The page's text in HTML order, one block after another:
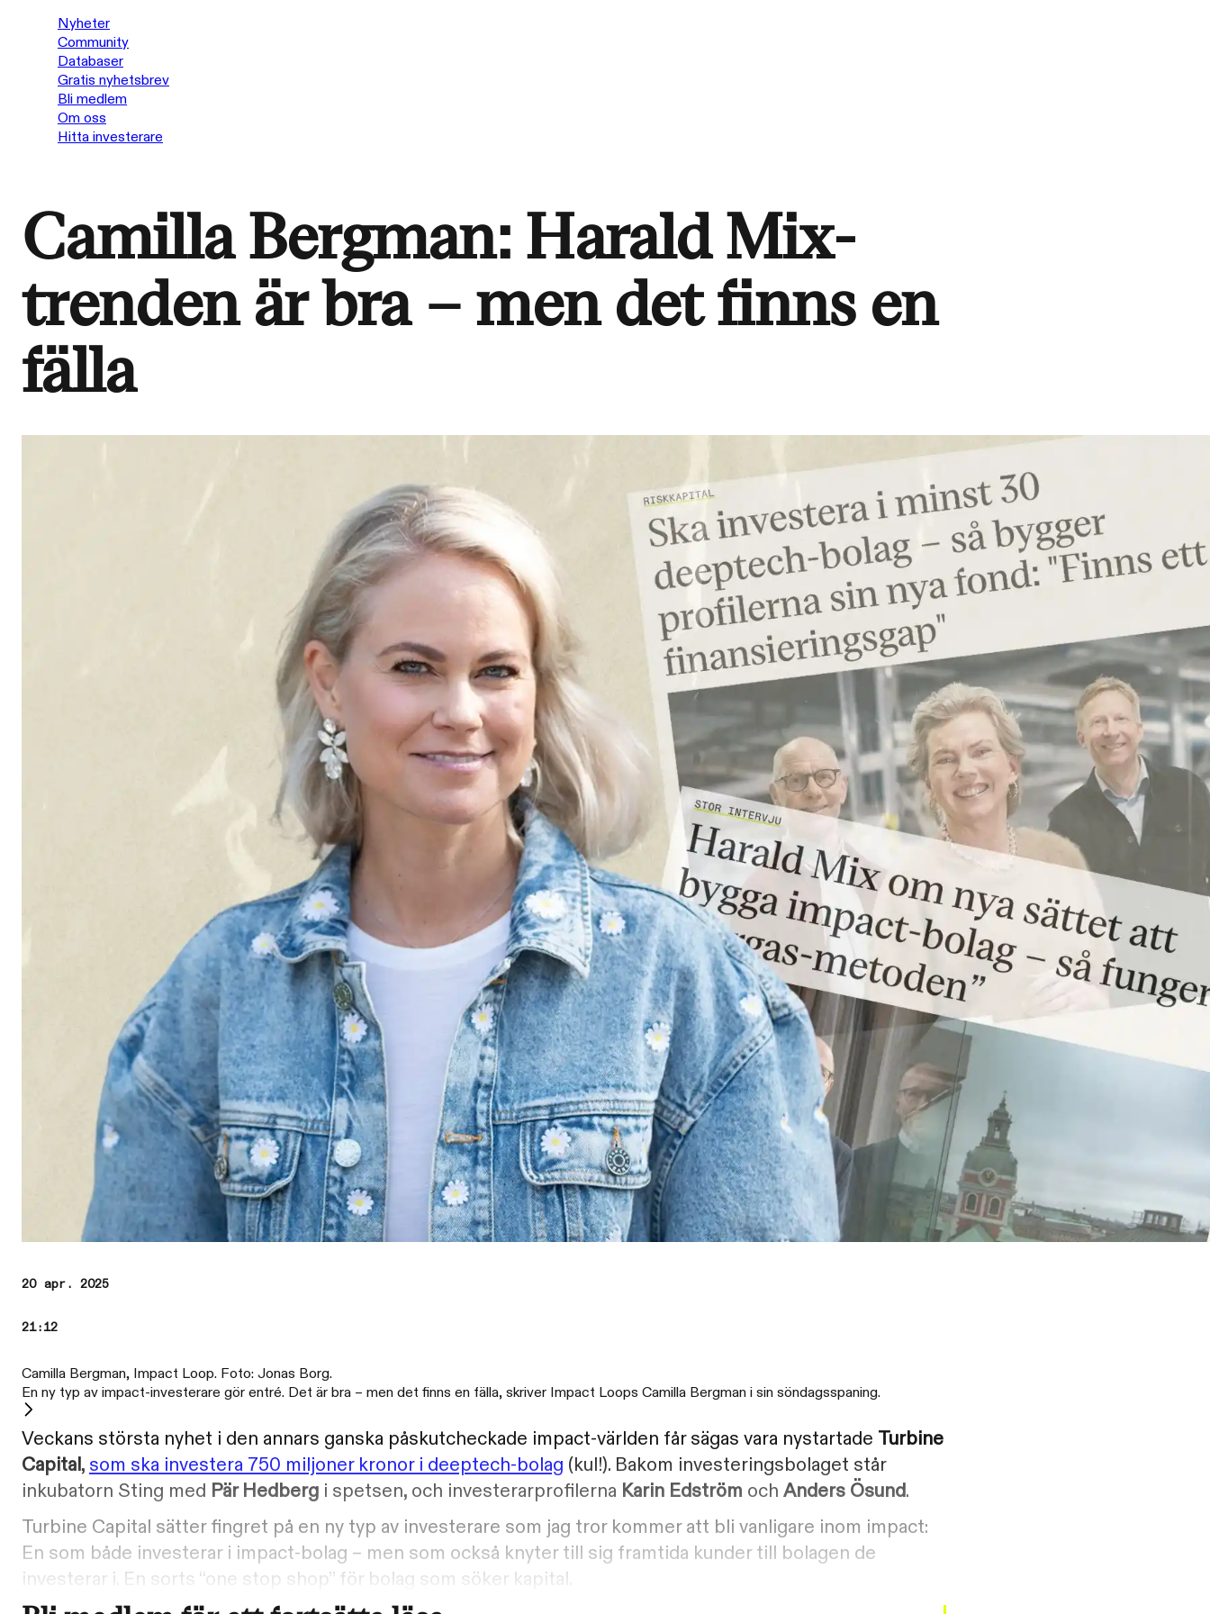
Nyheter
Community
Databaser
Gratis nyhetsbrev
Bli medlem
Om oss
Hitta investerare
Camilla Bergman: Harald Mix-
trenden är bra – men det finns en
fälla
20 apr. 2025
21:12
Camilla Bergman, Impact Loop. Foto: Jonas Borg.
En ny typ av impact-investerare gör entré. Det är bra – men det finns en fälla, skriver Impact Loops Camilla Bergman i sin söndagsspaning.
Veckans största nyhet i den annars ganska påskutcheckade impact-världen får sägas vara nystartade Turbine
Capital, som ska investera 750 miljoner kronor i deeptech-bolag (kul!). Bakom investeringsbolaget står
inkubatorn Sting med Pär Hedberg i spetsen, och investerarprofilerna Karin Edström och Anders Ösund.
Turbine Capital sätter fingret på en ny typ av investerare som jag tror kommer att bli vanligare inom impact:
En som både investerar i impact-bolag – men som också knyter till sig framtida kunder till bolagen de
investerar i. En sorts “one stop shop” för bolag som söker kapital.